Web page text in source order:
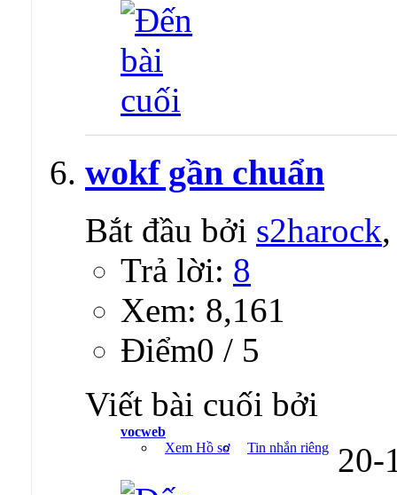
wokf gần chuẩn
Bắt đầu bởi s2harock
Trả lời: 8
Xem: 8,161
Ðiểm0 / 5
Viết bài cuối bởi
vocweb
Xem Hồ sơ
Tin nhắn riêng 20-